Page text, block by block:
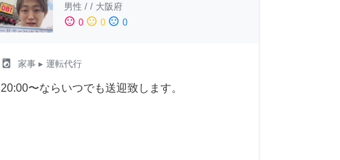
男性 / / 大阪府
sentiment_satisfied 0 sentiment_neutral 0 sentiment_dissatisfied 0
local_laundry_service 家事▸ 運転代行
20:00〜ならいつでも送迎致します。